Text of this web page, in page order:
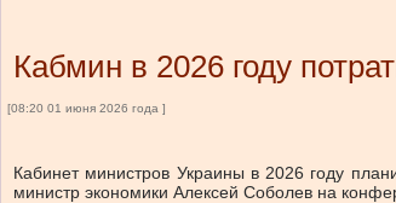
Кабмин в 2026 году
[08:20 01 июня 2026 года ]
Кабинет министров Украины в 2026 году
министр экономики Алексей Соболев на